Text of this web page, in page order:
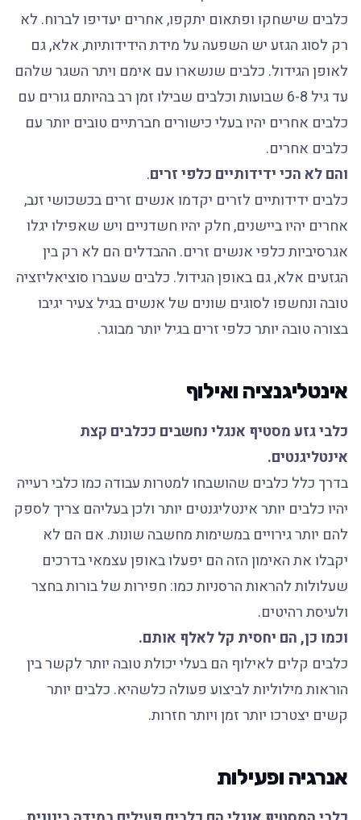
כלבים שישחקו ופתאום יתקפו, אחרים יעדיפו לברוח. לא
רק לסוג הגזע יש השפעה על מידת הידידותיות, אלא, גם
לאופן הגידול. כלבים שנשארו עם אימם ויתר השגר שלהם
עד גיל 6-8 שבועות וכלבים שבילו זמן רב בהיותם גורים עם
כלבים אחרים יהיו בעלי כישורים חברתיים טובים יותר עם
כלבים אחרים.
והם לא הכי ידידותיים כלפי זרים.
כלבים ידידותיים לזרים יקדמו אנשים זרים בכשכושי זנב,
אחרים יהיו ביישנים, חלק יהיו חשדניים ויש שאפילו יגלו
אגרסיביות כלפי אנשים זרים. ההבדלים הם לא רק בין
הגזעים אלא, גם באופן הגידול. כלבים שעברו סוציאליזציה
טובה ונחשפו לסוגים שונים של אנשים בגיל צעיר יגיבו
בצורה טובה יותר כלפי זרים בגיל יותר מבוגר.
אינטליגנציה ואילוף
כלבי גזע מסטיף אנגלי נחשבים ככלבים קצת
אינטליגנטים.
בדרך כלל כלבים שהושבחו למטרות עבודה כמו כלבי רעייה
יהיו כלבים יותר אינטליגנטים יותר ולכן בעליהם צריך לספק
להם יותר גירויים במשימות מחשבה שונות. אם הם לא
יקבלו את האימון הזה הם יפעלו באופן עצמאי בדרכים
שעלולות להראות הרסניות כמו: חפירות של בורות בחצר
ולעיסת רהיטים.
וכמו כן, הם יחסית קל לאלף אותם.
כלבים קלים לאילוף הם בעלי יכולת טובה יותר לקשר בין
הוראות מילוליות לביצוע פעולה כלשהיא. כלבים יותר
קשים יצטרכו יותר זמן ויותר חזרות.
אנרגיה ופעילות